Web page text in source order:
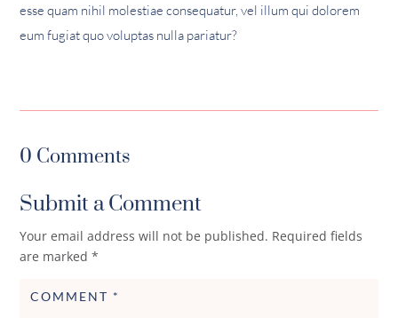
esse quam nihil molestiae consequatur, vel illum qui dolorem
eum fugiat quo voluptas nulla pariatur?
0 Comments
Submit a Comment
Your email address will not be published. Required fields
are marked*